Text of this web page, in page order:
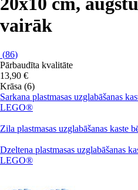
vairāk
(86)
Pārbaudīta kvalitāte
13,90 €
Krāsa (6)
Sarkana plastmasas uzglabāšanas
LEGO®
Zila plastmasas uzglabāšanas
Dzeltena plastmasas uzglabāšanas
LEGO®